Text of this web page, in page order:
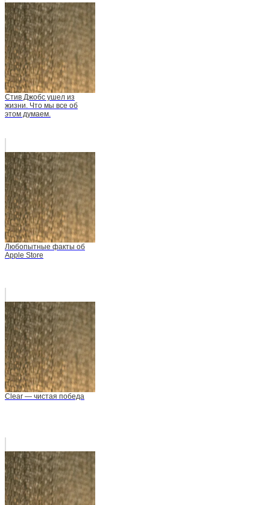
Стив Джобс ушел из
жизни. Что мы все об
этом думаем.
Любопытные факты об
Apple Store
Clear — чистая победа